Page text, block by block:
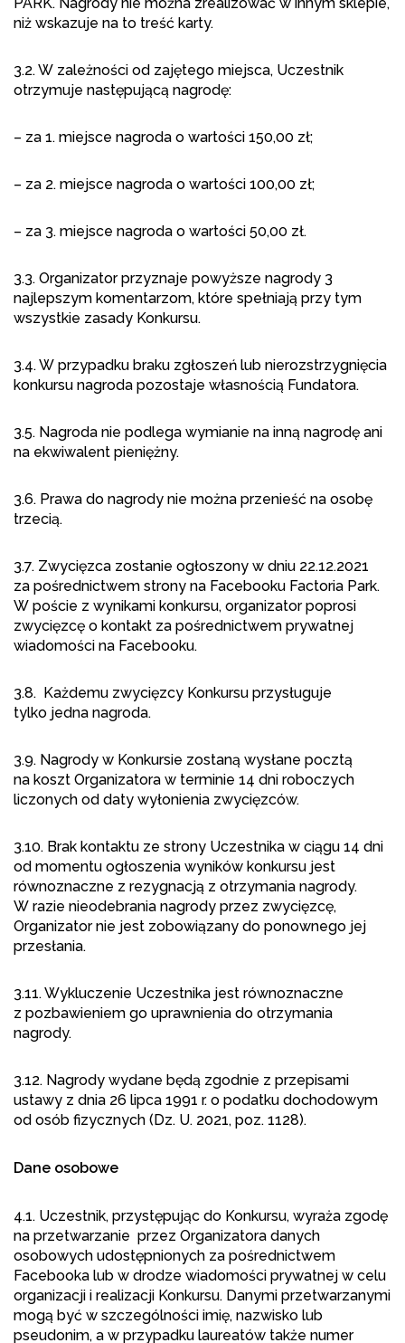
niż wskazuje na to treść karty.
3.2. W zależności od zajętego miejsca, Uczestnik
otrzymuje następującą nagrodę:
– za 1. miejsce nagroda o wartości 150,00 zł;
– za 2. miejsce nagroda o wartości 100,00 zł;
– za 3. miejsce nagroda o wartości 50,00 zł.
3.3. Organizator przyznaje powyższe nagrody 3
najlepszym komentarzom, które spełniają przy tym
wszystkie zasady Konkursu.
3.4. W przypadku braku zgłoszeń lub nierozstrzygnięcia
konkursu nagroda pozostaje własnością Fundatora.
3.5. Nagroda nie podlega wymianie na inną nagrodę ani
na ekwiwalent pieniężny.
3.6. Prawa do nagrody nie można przenieść na osobę
trzecią.
3.7. Zwycięzca zostanie ogłoszony w dniu 22.12.2021
za pośrednictwem strony na Facebooku Factoria Park.
W poście z wynikami konkursu, organizator poprosi
zwycięzcę o kontakt za pośrednictwem prywatnej
wiadomości na Facebooku.
3.8. Każdemu zwycięzcy Konkursu przysługuje
tylko jedna nagroda.
3.9. Nagrody w Konkursie zostaną wysłane pocztą
na koszt Organizatora w terminie 14 dni roboczych
liczonych od daty wyłonienia zwycięzców.
3.10. Brak kontaktu ze strony Uczestnika w ciągu 14 dni
od momentu ogłoszenia wyników konkursu jest
równoznaczne z rezygnacją z otrzymania nagrody.
W razie nieodebrania nagrody przez zwycięzcę,
Organizator nie jest zobowiązany do ponownego jej
przesłania.
3.11. Wykluczenie Uczestnika jest równoznaczne
z pozbawieniem go uprawnienia do otrzymania
nagrody.
3.12. Nagrody wydane będą zgodnie z przepisami
ustawy z dnia 26 lipca 1991 r. o podatku dochodowym
od osób fizycznych (Dz. U. 2021, poz. 1128).
Dane osobowe
4.1. Uczestnik, przystępując do Konkursu, wyraża zgodę
na przetwarzanie przez Organizatora danych
osobowych udostępnionych za pośrednictwem
Facebooka lub w drodze wiadomości prywatnej w celu
organizacji i realizacji Konkursu. Danymi przetwarzanymi
mogą być w szczególności imię, nazwisko lub
pseudonim, a w przypadku laureatów także numer